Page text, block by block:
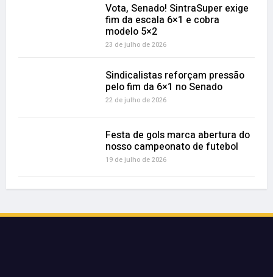
Vota, Senado! SintraSuper exige
fim da escala 6×1 e cobra
modelo 5×2
23 de julho de 2026
Sindicalistas reforçam pressão
pelo fim da 6×1 no Senado
22 de julho de 2026
Festa de gols marca abertura do
nosso campeonato de futebol
19 de julho de 2026